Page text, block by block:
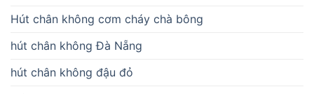
Hút chân không cơm cháy chà bông
hút chân không Đà Nẵng
hút chân không đậu đỏ